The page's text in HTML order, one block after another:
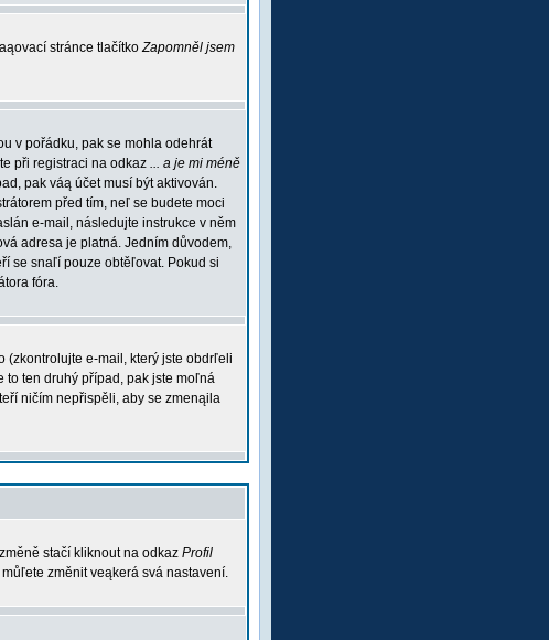
stránce tlačítkoZapomněl jsem
v pořádku, pak se mohla odehrát
při registraci na odkaz ... a je mi méně
pak váą účet musí být aktivován.
před tím, neľ se budete moci
e-mail, následujte instrukce v něm
adresa je platná. Jedním důvodem,
se snaľí pouze obtěľovat. Pokud si
fóra.
(zkontrolujte e-mail, který jste obdrľeli
to ten druhý případ, pak jste moľná
ničím nepřispěli, aby se zmenąila
stačí kliknout na odkaz Profil
změnit veąkerá svá nastavení.